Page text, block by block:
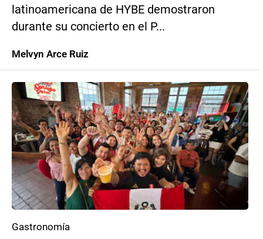
latinoamericana de HYBE demostraron
durante su concierto en el P...
Melvyn Arce Ruiz
Gastronomía